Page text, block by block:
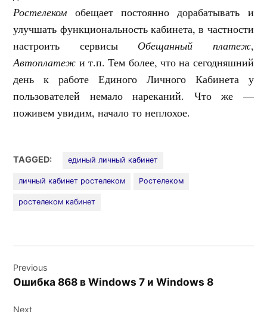
Ростелеком обещает постоянно дорабатывать и
улучшать функциональность кабинета, в частности
настроить сервисы Обещанный платеж,
Автоплатеж и т.п. Тем более, что на сегодняшний
день к работе Единого Личного Кабинета у
пользователей немало нареканий. Что же —
поживем увидим, начало то неплохое.
TAGGED: единый личный кабинет
личный кабинет ростелеком Ростелеком
ростелеком кабинет
по
записям
Previous
Ошибка 868 в Windows 7 и Windows 8
Next